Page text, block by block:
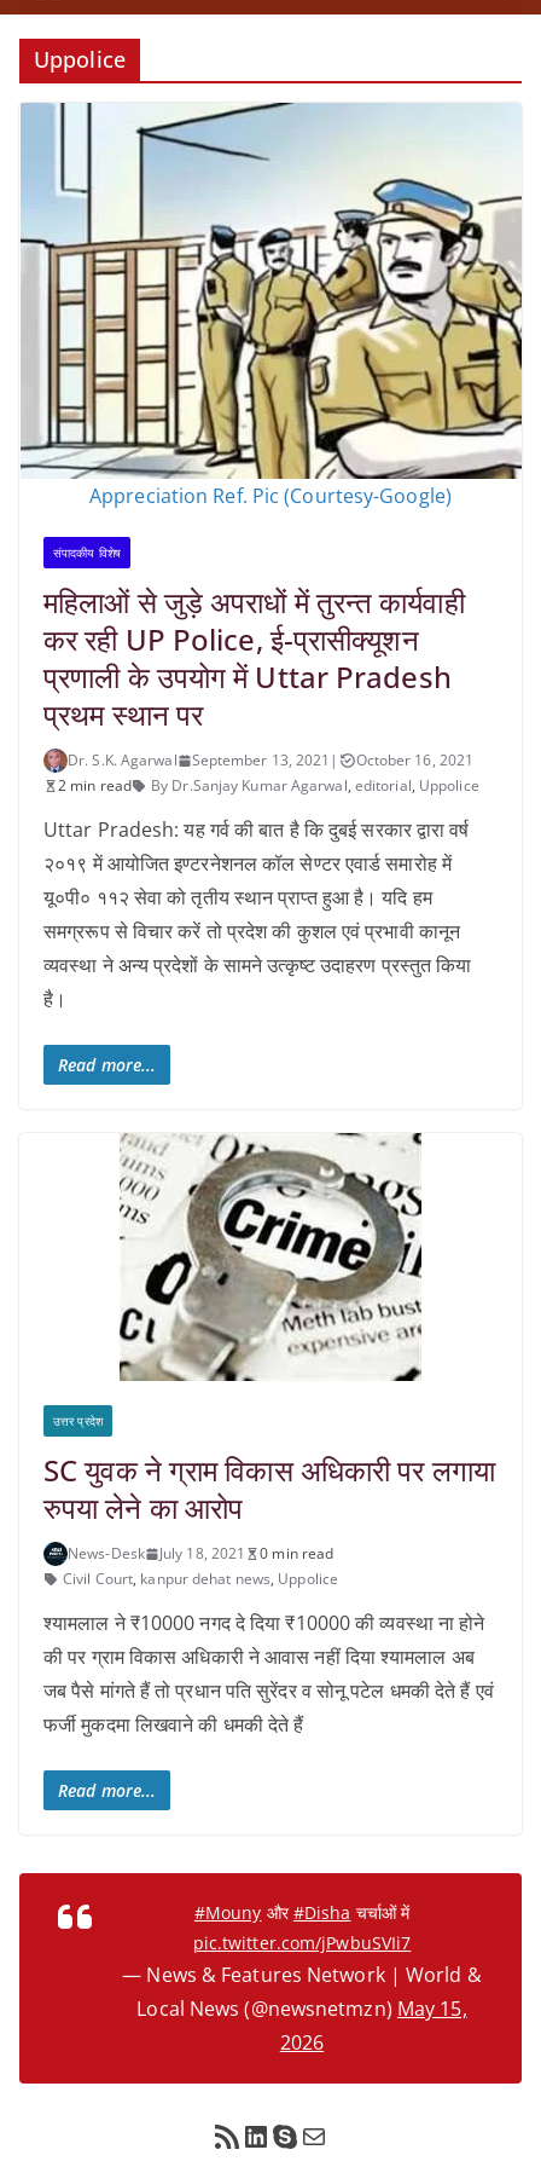
Uppolice
Appreciation Ref. Pic (Courtesy-Google)
संपादकीय विशेष
महिलाओं से जुड़े अपराधों में तुरन्त कार्यवाही
कर रही UP Police, ई-प्रासीक्यूशन
प्रणाली के उपयोग में Uttar Pradesh
प्रथम स्थान पर
Dr. S.K. Agarwal September 13, 2021 |
October 16, 2021
2 min read
By Dr.Sanjay Kumar Agarwal, editorial, Uppolice
Uttar Pradesh: यह गर्व की बात है कि दुबई सरकार द्वारा वर्ष
२०१९ में आयोजित इण्टरनेशनल कॉल सेण्टर एवार्ड समारोह में
यू०पी० ११२ सेवा को तृतीय स्थान प्राप्त हुआ है। यदि हम
समग्ररूप से विचार करें तो प्रदेश की कुशल एवं प्रभावी कानून
व्यवस्था ने अन्य प्रदेशों के सामने उत्कृष्ट उदाहरण प्रस्तुत किया
है।
Read more...
उत्तर प्रदेश
SC युवक ने ग्राम विकास अधिकारी पर लगाया
रुपया लेने का आरोप
News-Desk July 18, 2021
0 min read
Civil Court, kanpur dehat news, Uppolice
श्यामलाल ने ₹10000 नगद दे दिया ₹10000 की व्यवस्था ना होने
की पर ग्राम विकास अधिकारी ने आवास नहीं दिया श्यामलाल अब
जब पैसे मांगते हैं तो प्रधान पति सुरेंदर व सोनू पटेल धमकी देते हैं एवं
फर्जी मुकदमा लिखवाने की धमकी देते हैं
Read more...
#Mouny और#Disha चर्चाओं में
pic.twitter.com/jPwbuSVIi7
— News & Features Network | World &
Local News (@newsnetmzn) May 15,
2026
RSS Feed LinkedIn Skype Mail